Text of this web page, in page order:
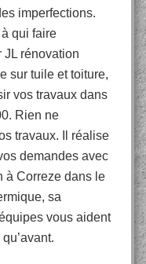
imperfections.
qui faire
JL rénovation
sur tuile et toiture,
vos travaux dans
Rien ne
travaux. Il réalise
demandes avec
à Correze dans le
sa
vous aident